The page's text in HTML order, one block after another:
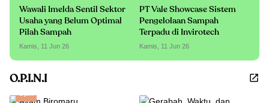
Wawali Imelda Sentil Sektor
Usaha yang Belum Optimal
Pilah Sampah
Kamis, 11 Jun 26
PT Vale Showcase Sistem
Pengelolaan Sampah
Terpadu di Invirotech
Kamis, 11 Jun 26
O.P.I.N.I